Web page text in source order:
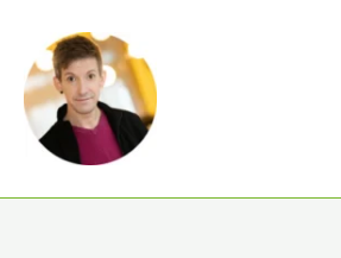
Inhalt
springen